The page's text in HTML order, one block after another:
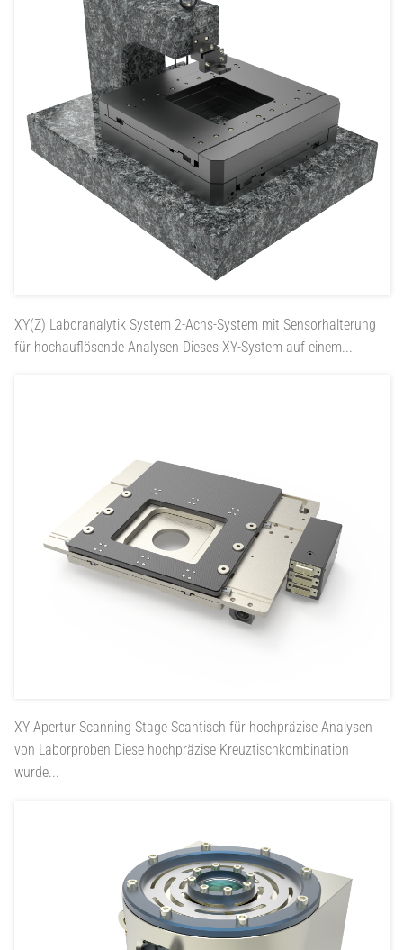
XY(Z) Laboranalytik System 2-Achs-System mit Sensorhalterung
für hochauflösende Analysen Dieses XY-System auf einem...
XY Apertur Scanning Stage Scantisch für hochpräzise Analysen
von Laborproben Diese hochpräzise Kreuztischkombination
wurde...